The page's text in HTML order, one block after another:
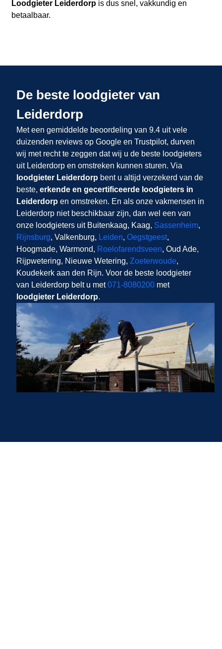
Loodgieter Leiderdorpis dus snel, vakkundig en
betaalbaar.
De beste loodgieter van
Leiderdorp
Met een gemiddelde beoordeling van 9.4 uit vele
duizenden reviews op Google en Trustpilot, durven
wij met recht te zeggen dat wij u de beste loodgieters
uit Leiderdorp en omstreken kunnen sturen. Via
loodgieter Leiderdorp bent u altijd verzekerd van de
beste, erkende en gecertificeerde loodgieters in
Leiderdorp en omstreken. En als onze vakmensen in
Leiderdorp niet beschikbaar zijn, dan wel een van
onze loodgieters uit Buitenkaag, Kaag, Sassenheim,
Rijnsburg, Valkenburg, Leiden, Oegstgeest,
Hoogmade, Warmond, Roelofarendsveen, Oud Ade,
Rijpwetering, Nieuwe Wetering, Zoeterwoude,
Koudekerk aan den Rijn. Voor de beste loodgieter
van Leiderdorp belt u met071-8080200met
loodgieter Leiderdorp.